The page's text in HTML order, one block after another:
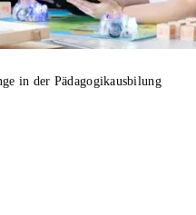
in der Pädagogikausbilung